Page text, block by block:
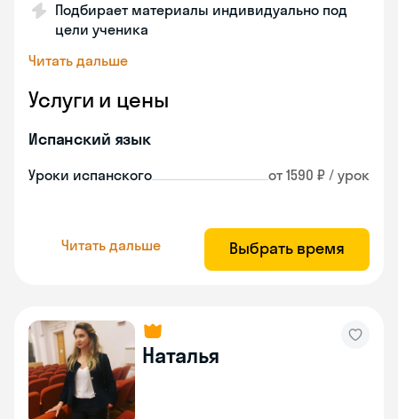
Подбирает материалы индивидуально под
цели ученика
Читать дальше
Услуги и цены
Испанский язык
Уроки испанского от 1590 ₽ / урок
Читать дальше Выбрать время
Наталья